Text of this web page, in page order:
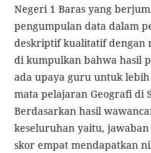
Negeri 1 Baras yang
pengumpulan data dalam
deskriptif kualitatif dengan
di kumpulkan bahwa hasil
ada upaya guru untuk
mata pelajaran Geografi di
Berdasarkan hasil
keseluruhan yaitu,
skor empat mendapatkan